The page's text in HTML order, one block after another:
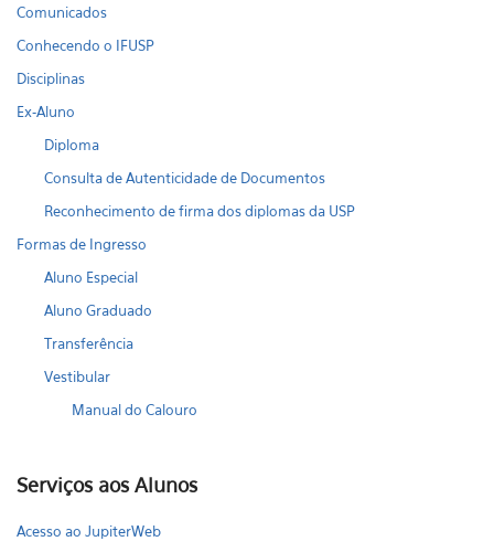
Comunicados
Conhecendo o IFUSP
Disciplinas
Ex-Aluno
Diploma
Consulta de Autenticidade de Documentos
Reconhecimento de firma dos diplomas da USP
Formas de Ingresso
Aluno Especial
Aluno Graduado
Transferência
Vestibular
Manual do Calouro
Serviços aos Alunos
Acesso ao JupiterWeb